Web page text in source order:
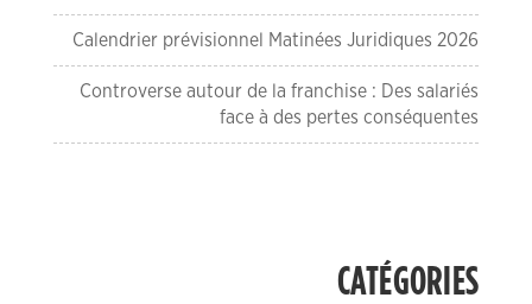
Calendrier prévisionnel Matinées Juridiques 2026
Controverse autour de la franchise : Des salariés
face à des pertes conséquentes
CATÉGORIES